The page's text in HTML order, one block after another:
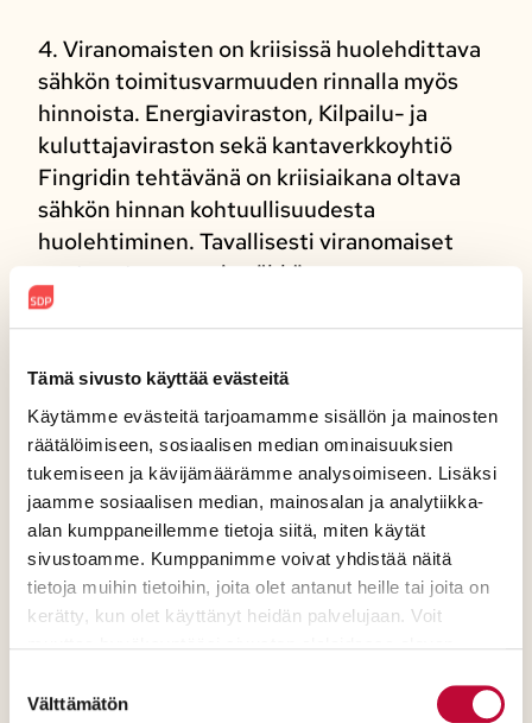
Tämä sivusto käyttää evästeitä
Käytämme evästeitä tarjoamamme sisällön ja mainosten
räätälöimiseen, sosiaalisen median ominaisuuksien
tukemiseen ja kävijämäärämme analysoimiseen. Lisäksi
jaamme sosiaalisen median, mainosalan ja analytiikka-
alan kumppaneillemme tietoja siitä, miten käytät
sivustoamme. Kumppanimme voivat yhdistää näitä
tietoja muihin tietoihin, joita olet antanut heille tai joita on
kerätty, kun olet käyttänyt heidän palvelujaan. Voit
valinta
Välttämätön
4. Viranomaisten on kriisissä huolehdittava
sähkön toimitusvarmuuden rinnalla myös
hinnoista. Energiaviraston, Kilpailu- ja
kuluttajaviraston sekä kantaverkkoyhtiö
Fingridin tehtävänä on kriisiaikana oltava
sähkön hinnan kohtuullisuudesta
huolehtiminen. Tavallisesti viranomaiset
ovat vastuussa vain sähkön
toimitusvarmuudesta. Tämä tarkoittaisi
käytännössä tarkempaa valvontaa, ettei
kriisiolosuhteissa kukaan käytä
Fingrid ottaa varavoimaloita ja
kysyntäjoustoa käyttöön hintojen
hillitsemiseksi sekä hankkii tarkoitusta
varten lisää kysyntäjoustoa.
5. Tarkempaa tietoa päätöksenteon
pohjaksi. Kriisissä on tärkeää tietää, miten
yrityksiä. Fingridin Datahubista on saatava